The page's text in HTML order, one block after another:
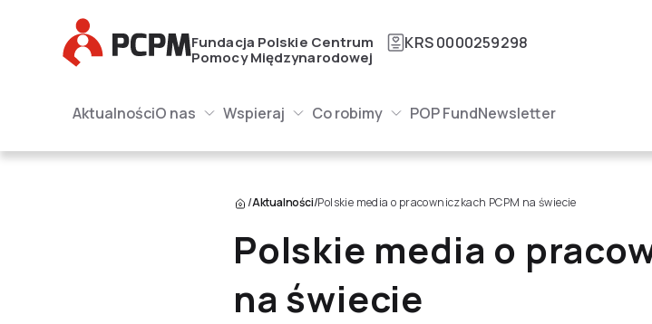
Główne Logo
Fundacja Polskie Centrum
Pomocy Międzynarodowej
KRS0000259298
Główne Logo
AktualnościO nasO nas Submenu WspierajWspieraj Submenu Co robimySubmenu POP FundNewsletter
/Aktualności/Polskie media o pracowniczkach PCPM na świecie
Polskie media o
na świecie